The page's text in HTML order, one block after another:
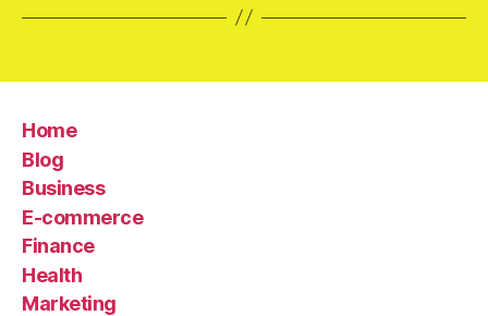
Home
Blog
Business
E-commerce
Finance
Health
Marketing